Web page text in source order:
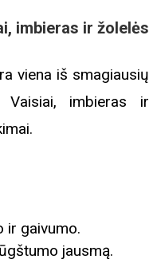
imbieras ir žolelės
viena iš smagiausių
Vaisiai, imbieras ir
ir gaivumo.
jausmą.